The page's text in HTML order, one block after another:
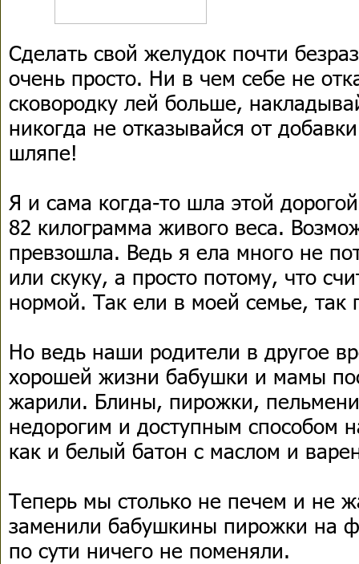
Сделать свой желудок почти
очень просто. Ни в чем себе не
сковородку лей больше,
никогда не отказывайся от
шляпе!
Я и сама когда-то шла этой
82 килограмма живого веса.
превзошла. Ведь я ела много не
или скуку, а просто потому, что
нормой. Так ели в моей семье, так
Но ведь наши родители в другое
хорошей жизни бабушки и мамы
жарили. Блины, пирожки,
недорогим и доступным способом
как и белый батон с маслом и
Теперь мы столько не печем и не
заменили бабушкины пирожки на
по сути ничего не поменяли.